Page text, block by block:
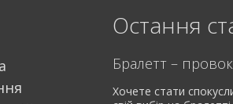
Остання
Хочете стати